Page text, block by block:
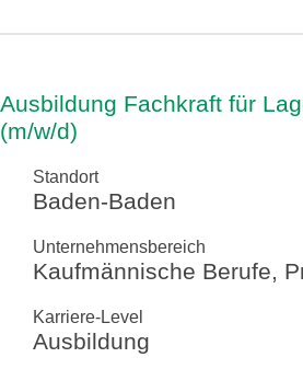
Ausbildung Fachkraft für
(m/w/d)
Standort
Baden-Baden
Unternehmensbereich
Kaufmännische Berufe,
Karriere-Level
Ausbildung